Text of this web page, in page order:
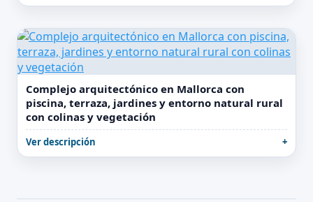
Complejo arquitectónico en Mallorca con
piscina, terraza, jardines y entorno natural rural
con colinas y vegetación
Ver descripción